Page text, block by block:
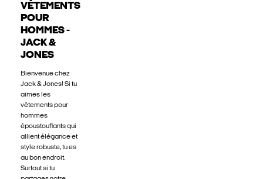
VÊTEMENTS
POUR
HOMMES -
JACK &
JONES
Bienvenue chez
Jack & Jones! Si tu
aimes les
vêtements pour
hommes
époustouflants qui
allient élégance et
style robuste, tu es
au bon endroit.
Surtout si tu